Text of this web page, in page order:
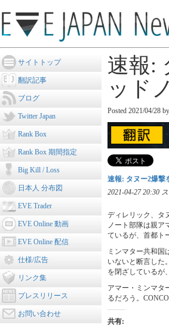
サイトトップ
翻訳記事
ブログ
Twitter Japan
Rank Box
Rank Box 期間指定
Big Kill / Loss
日本人 分布図
EVE Trader
EVE Online 動画
EVE Online 配信
仕様/広告
リンク集
プレスリリース
お問い合わせ
速報:
ッド
Posted 2021/04/28 by
速報: タヌー2爆撃
2021-04-27 20:30
ディレリック、タ
ノート部隊は親ア
ているが、首都ト
ミンマター共和国
いないと断言した
を閉ざしているが
アマー・ミンマタ
るだろう。
共有: